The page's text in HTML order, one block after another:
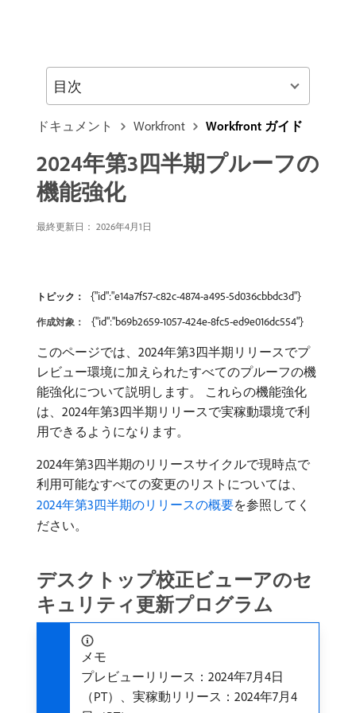
ドキュメント Workfront Workfront ガイド
2024年第3四半期プルーフの
機能強化
最終更新日： 2026年4月1日
トピック： {"id":"e14a7f57-c82c-4874-a495-5d036cbbdc3d"}
作成対象： {"id":"b69b2659-1057-424e-8fc5-ed9e016dc554"}
このページでは、2024年第3四半期リリースでプ
レビュー環境に加えられたすべてのプルーフの機
能強化について説明します。 これらの機能強化
は、2024年第3四半期リリースで実稼動環境で利
用できるようになります。
2024年第3四半期のリリースサイクルで現時点で
利用可能なすべての変更のリストについては、
2024年第3四半期のリリースの概要を参照してく
ださい。
デスクトップ校正ビューアのセ
キュリティ更新プログラム
メモ
プレビューリリース：2024年7月4日
（PT）、実稼動リリース：2024年7月4
目次